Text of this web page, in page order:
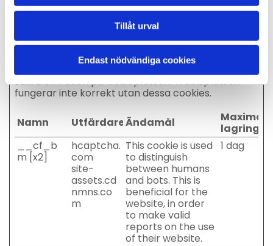
Tillåt urval
Endast nödvändiga cookies
23/07/2026 avCookiebot:
Nödvändiga cookies låter dig använda
webbplatsen genom att aktivera grundläggande
funktioner, såsom sidnavigering och åtkomst till
säkra områden på webbplatsen. Webbplatsen
fungerar inte korrekt utan dessa cookies.
Namn UtfärdareÄndamål
Maximal
__cf_b
m [x2]
hcaptcha.
com
site-
assets.cd
nmns.co
m
This cookie is used
to distinguish
between humans
and bots. This is
beneficial for the
website, in order
to make valid
reports on the use
of their website.
1 dag